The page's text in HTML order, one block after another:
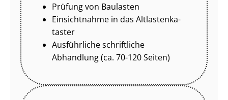
Prüfung von Baulasten
Einsichtnahme in das Alt­las­ten­ka­
tas­ter
Ausführliche schriftliche
Abhandlung (ca. 70-120 Seiten)